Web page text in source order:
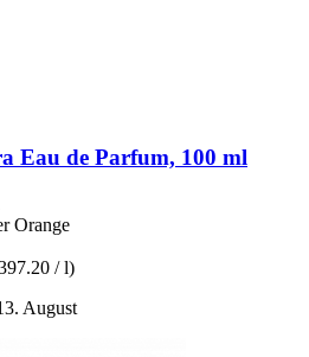
Eau de Parfum, 100 ml
Orange
/ l)
August